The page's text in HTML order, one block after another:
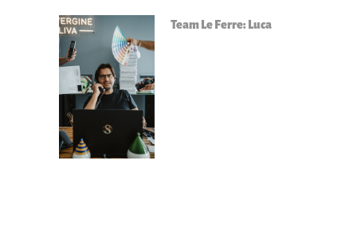
Team Le Ferre: Luca